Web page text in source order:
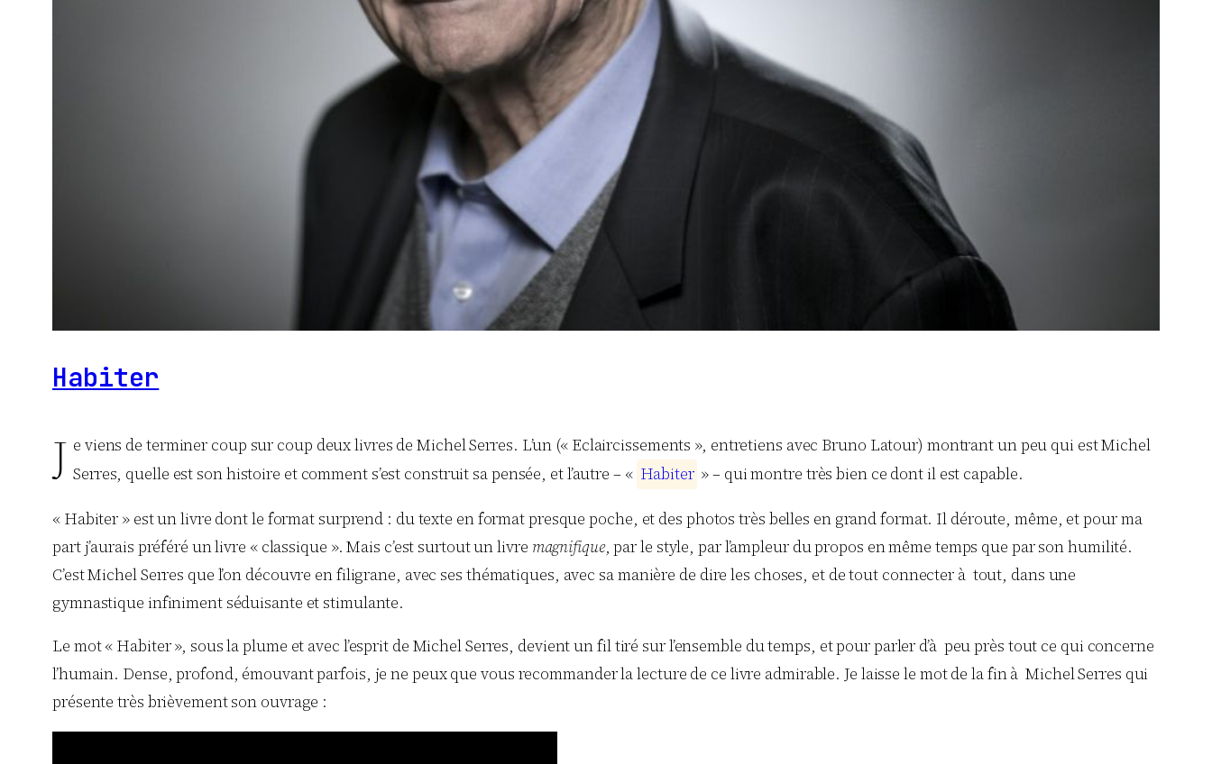
Habiter
J e viens de terminer coup sur coup deux livres de Michel Serres. L’un (« Eclaircissements », entretiens avec Bruno Latour) montrant un peu qui est Michel
Serres, quelle est son histoire et comment s’est construit sa pensée, et l’autre – « Habiter » – qui montre très bien ce dont il est capable.
« Habiter » est un livre dont le format surprend : du texte en format presque poche, et des photos très belles en grand format. Il déroute, même, et pour ma
part j’aurais préféré un livre « classique ». Mais c’est surtout un livre magnifique, par le style, par l’ampleur du propos en même temps que par son humilité.
C’est Michel Serres que l’on découvre en filigrane, avec ses thématiques, avec sa manière de dire les choses, et de tout connecter à tout, dans une
gymnastique infiniment séduisante et stimulante.
Le mot « Habiter », sous la plume et avec l’esprit de Michel Serres, devient un fil tiré sur l’ensemble du temps, et pour parler d’à peu près tout ce qui concerne
l’humain. Dense, profond, émouvant parfois, je ne peux que vous recommander la lecture de ce livre admirable. Je laisse le mot de la fin à Michel Serres qui
présente très brièvement son ouvrage :